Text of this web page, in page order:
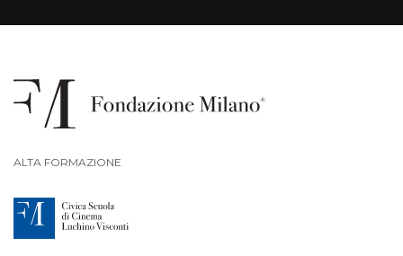
ALTA FORMAZIONE